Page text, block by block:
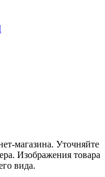
магазина. Уточняйте
Изображения товара
вида.